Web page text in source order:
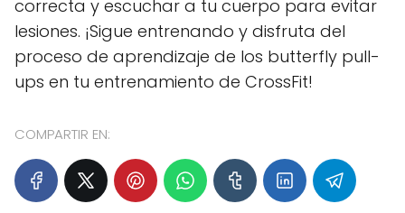
correcta y escuchar a tu cuerpo para evitar
lesiones. ¡Sigue entrenando y disfruta del
proceso de aprendizaje de los butterfly pull-
ups en tu entrenamiento de CrossFit!
COMPARTIR EN: